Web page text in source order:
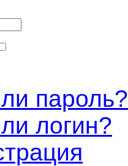
пароль?
логин?